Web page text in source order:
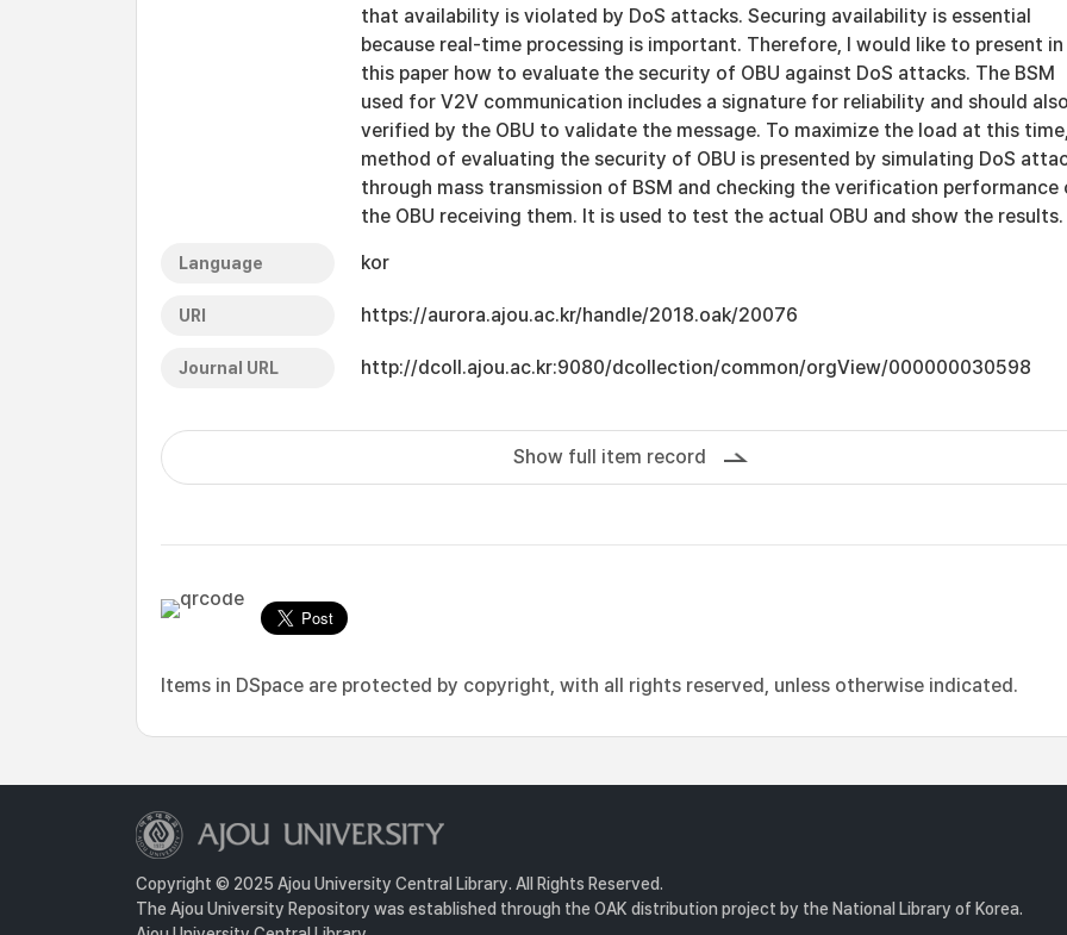
that availability is violated by DoS attacks. Securing availability is essential
because real-time processing is important. Therefore, I would like to present in
this paper how to evaluate the security of OBU against DoS attacks. The BSM
used for V2V communication includes a signature for reliability and should
verified by the OBU to validate the message. To maximize the load at this
method of evaluating the security of OBU is presented by simulating DoS
through mass transmission of BSM and checking the verification performance
the OBU receiving them. It is used to test the actual OBU and show the results.
Language kor
URI https://aurora.ajou.ac.kr/handle/2018.oak/20076
Journal URL http://dcoll.ajou.ac.kr:9080/dcollection/common/orgView/000000030598
Show full item record
Items in DSpace are protected by copyright, with all rights reserved, unless otherwise indicated.
Copyright © 2025 Ajou University Central Library. All Rights Reserved.
The Ajou University Repository was established through the OAK distribution project by the National Library of Korea.